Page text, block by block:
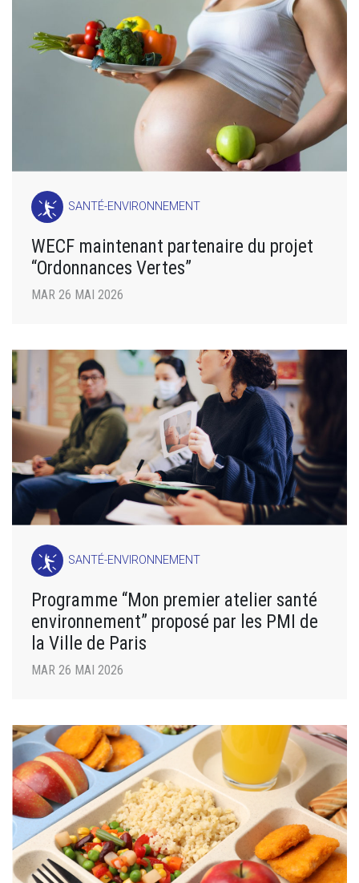
SANTÉ-ENVIRONNEMENT
WECF maintenant partenaire du projet
“Ordonnances Vertes”
MAR 26 MAI 2026
SANTÉ-ENVIRONNEMENT
Programme “Mon premier atelier santé
environnement” proposé par les PMI de
la Ville de Paris
MAR 26 MAI 2026